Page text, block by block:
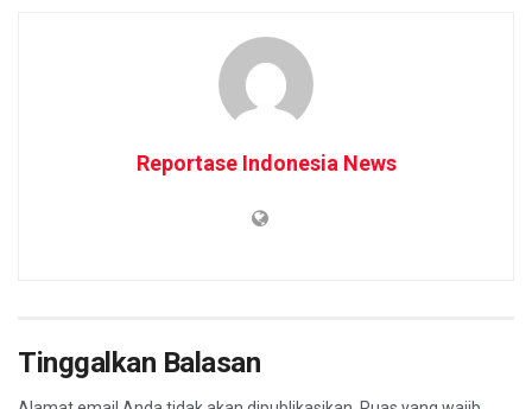
Reportase Indonesia News
Tinggalkan Balasan